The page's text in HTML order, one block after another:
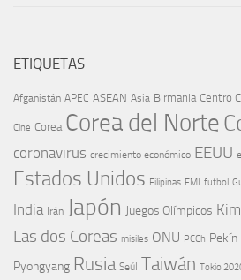
ETIQUETAS
Afganistán APEC ASEAN Asia Birmania Centro
Cine Corea Corea del Norte
coronavirus crecimiento económico EEUU
Estados Unidos Filipinas FMI futbol
India Irán Japón Juegos Olímpicos
Las dos Coreas misiles ONU PCCh Pekín
Pyongyang Rusia Seúl Taiwán Tokio